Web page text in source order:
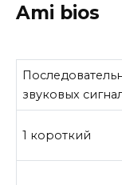
Ami bios
звуковых
1 короткий